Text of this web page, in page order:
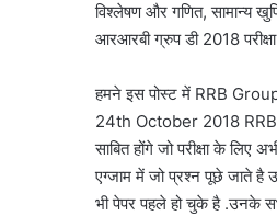
विश्लेषण और गणित, सामान्य
आरआरबी ग्रुप डी 2018
हमने इस पोस्ट में RRB
24th October 2018 RRB
साबित होंगे जो परीक्षा के
एग्जाम में जो प्रश्न पूछे जाते है
भी पेपर पहले हो चुके है .उनके